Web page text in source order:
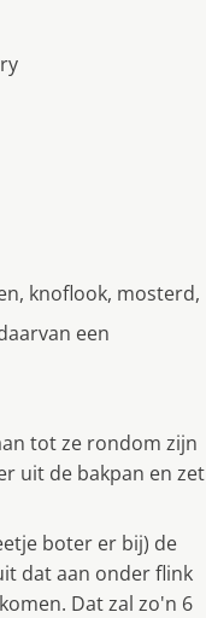
knoflook, mosterd,
een
tot ze rondom zijn
uit de bakpan en zet
boter er bij) de
dat aan onder flink
Dat zal zo'n 6